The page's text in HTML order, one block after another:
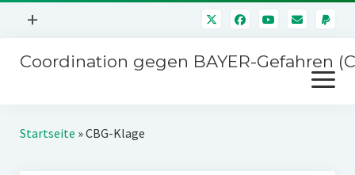
Menü
+
Mitmachen
Coordination gegen BAYER-Gefahren
Menü
öffnen
Kampagnen
Startseite »CBG-Klage